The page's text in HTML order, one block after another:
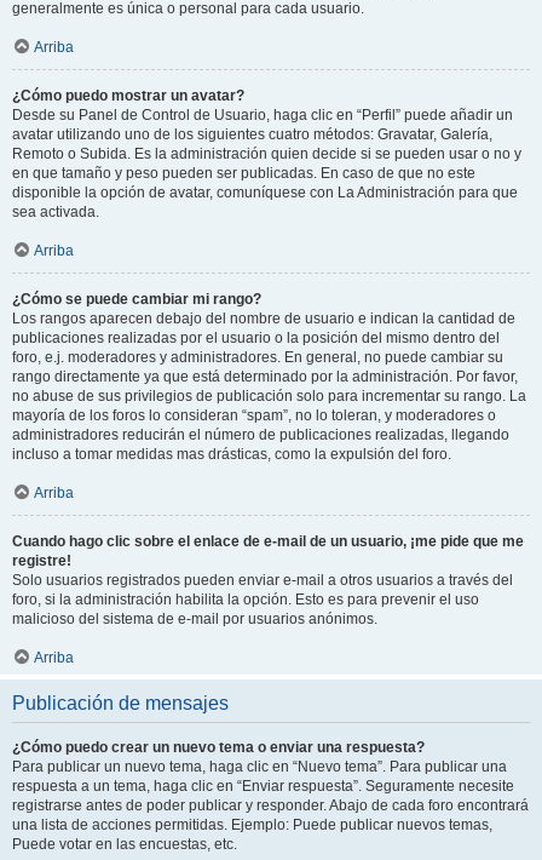
generalmente es única o personal para cada usuario.
Arriba
¿Cómo puedo mostrar un avatar?
Desde su Panel de Control de Usuario, haga clic en “Perfil” puede añadir un
avatar utilizando uno de los siguientes cuatro métodos: Gravatar, Galería,
Remoto o Subida. Es la administración quien decide si se pueden usar o no y
en que tamaño y peso pueden ser publicadas. En caso de que no este
disponible la opción de avatar, comuníquese con La Administración para que
sea activada.
Arriba
¿Cómo se puede cambiar mi rango?
Los rangos aparecen debajo del nombre de usuario e indican la cantidad de
publicaciones realizadas por el usuario o la posición del mismo dentro del
foro, e.j. moderadores y administradores. En general, no puede cambiar su
rango directamente ya que está determinado por la administración. Por favor,
no abuse de sus privilegios de publicación solo para incrementar su rango. La
mayoría de los foros lo consideran “spam”, no lo toleran, y moderadores o
administradores reducirán el número de publicaciones realizadas, llegando
incluso a tomar medidas mas drásticas, como la expulsión del foro.
Arriba
Cuando hago clic sobre el enlace de e-mail de un usuario, ¡me pide que me
registre!
Solo usuarios registrados pueden enviar e-mail a otros usuarios a través del
foro, si la administración habilita la opción. Esto es para prevenir el uso
malicioso del sistema de e-mail por usuarios anónimos.
Arriba
Publicación de mensajes
¿Cómo puedo crear un nuevo tema o enviar una respuesta?
Para publicar un nuevo tema, haga clic en “Nuevo tema”. Para publicar una
respuesta a un tema, haga clic en “Enviar respuesta”. Seguramente necesite
registrarse antes de poder publicar y responder. Abajo de cada foro encontrará
una lista de acciones permitidas. Ejemplo: Puede publicar nuevos temas,
Puede votar en las encuestas, etc.